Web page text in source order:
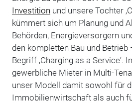
Investition und unsere Tochter
kümmert sich um Planung und
Behörden, Energieversorgern
den kompletten Bau und
Begriff ‚Charging as a Service‘.
gewerbliche Mieter in Multi-
unser Modell damit sowohl für
Immobilienwirtschaft als auch